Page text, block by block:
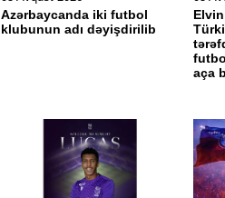
Azərbaycanda iki futbol
klubunun adı dəyişdirilib
aça